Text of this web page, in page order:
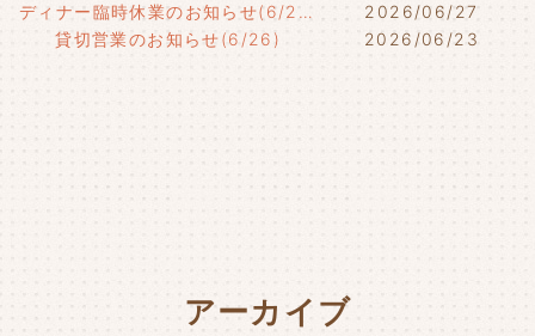
ディナー臨時休業のお知らせ(6/29)
2026/06/27
貸切営業のお知らせ(6/26)
2026/06/23
アーカイブ